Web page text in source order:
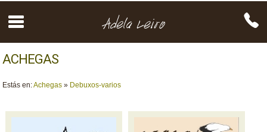
ACHEGAS
Estás en:Achegas » Debuxos-varios